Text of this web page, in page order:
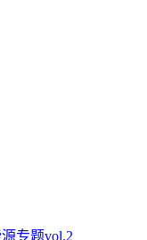
专题vol.2